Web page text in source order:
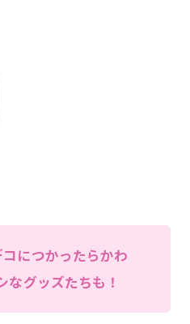
コにつかったらかわ
なグッズたちも！